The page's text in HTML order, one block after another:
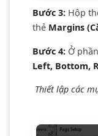
Bước 3: Hộp
thẻ Margins
Bước 4: Ở phần
Left, Bottom,
Thiết lập các